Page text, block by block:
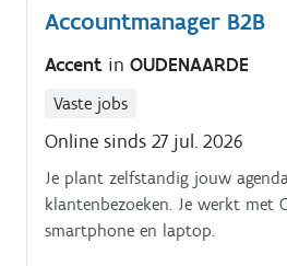
Accountmanager B2B
Accent in OUDENAARDE
Vaste jobs
Online sinds 27 jul. 2026
Je plant zelfstandig jouw
klantenbezoeken. Je werkt met
smartphone en laptop.